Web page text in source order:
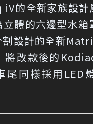
iV的全新家族設計
立體的六邊型水箱
割設計的全新
將改款後的
尾同樣採用LED